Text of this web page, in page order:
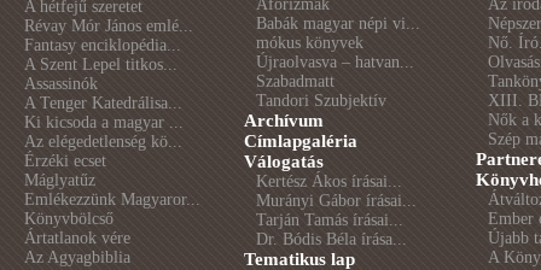
A hétfejű szeretet
Révay Mór János emlé...
Fantasy enciklopédia...
A Szent Lepel titkos...
Assassinók
A Tenger Katedrálisa...
Ki kicsoda a magyar ...
Az elégedetlenség kö...
Érzéki ecset
Máglyatűz
Emlékezzünk Magyaror...
Könyvbölcső
Ártatlanok vére
Az Agyagbiblia
Aforizmák
Babák magyar népi vi...
mókus könyvek
Újraolvasva – hatvan...
Szabadmatt
Tandori Szubjektív
Archívum
Címlapgaléria
Válogatás
Kertész Ákos írásai...
Murányi Gábor írásai...
Tarján Tamás írásai...
Dr. Bódis Béla írása...
Tematikus lap
Az
Nő.
XIII.
Nők a
Szép
Ember
Újabb
A